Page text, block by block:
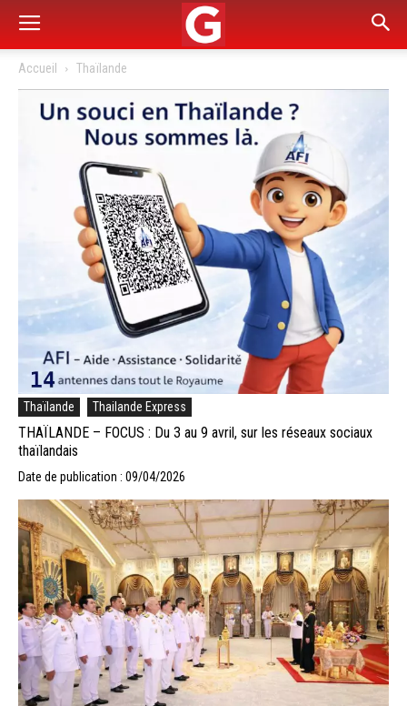
Accueil Thaïlande
Thaïlande Thailande Express
THAÏLANDE – FOCUS : Du 3 au 9 avril, sur les réseaux sociaux
thaïlandais
Date de publication : 09/04/2026